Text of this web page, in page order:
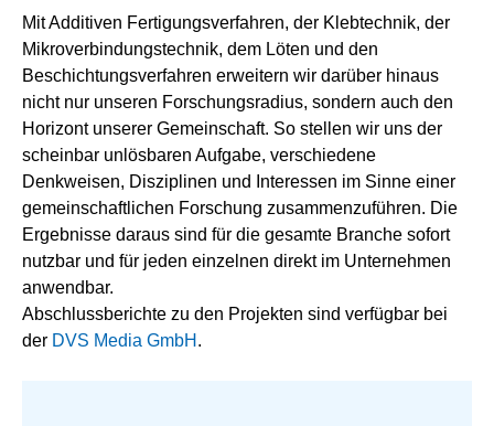
Mit Additiven Fertigungsverfahren, der Klebtechnik, der
Mikroverbindungstechnik, dem Löten und den
Beschichtungsverfahren erweitern wir darüber hinaus
nicht nur unseren Forschungsradius, sondern auch den
Horizont unserer Gemeinschaft. So stellen wir uns der
scheinbar unlösbaren Aufgabe, verschiedene
Denkweisen, Disziplinen und Interessen im Sinne einer
gemeinschaftlichen Forschung zusammenzuführen. Die
Ergebnisse daraus sind für die gesamte Branche sofort
nutzbar und für jeden einzelnen direkt im Unternehmen
anwendbar.
Abschlussberichte zu den Projekten sind verfügbar bei
der DVS Media GmbH .